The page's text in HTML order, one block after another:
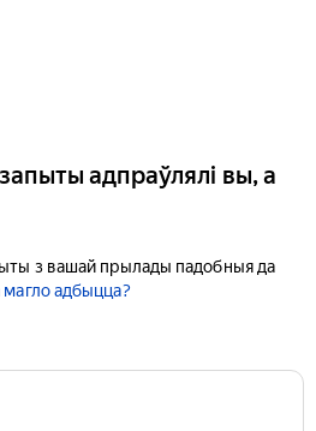
адпраўлялі вы, а
з вашай прылады падобныя да
магло адбыцца?